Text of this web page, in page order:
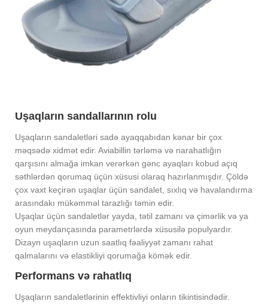
Uşaqların sandallarının rolu
Uşaqların sandaletləri sadə ayaqqabıdan kənar bir çox
məqsədə xidmət edir. Aviabillin tərləmə və narahatlığın
qarşısını almağa imkan verərkən gənc ayaqları kobud açıq
səthlərdən qorumaq üçün xüsusi olaraq hazırlanmışdır. Çöldə
çox vaxt keçirən uşaqlar üçün sandalet, sıxlıq və havalandırma
arasındakı mükəmməl tarazlığı təmin edir.
Uşaqlar üçün sandaletlər yayda, tətil zamanı və çimərlik və ya
oyun meydançasında parametrlərdə xüsusilə populyardır.
Dizayn uşaqların uzun saatlıq fəaliyyət zamanı rahat
qalmalarını və elastikliyi qorumağa kömək edir.
Performans və rahatlıq
Uşaqların sandaletlərinin effektivliyi onların tikintisindədir.